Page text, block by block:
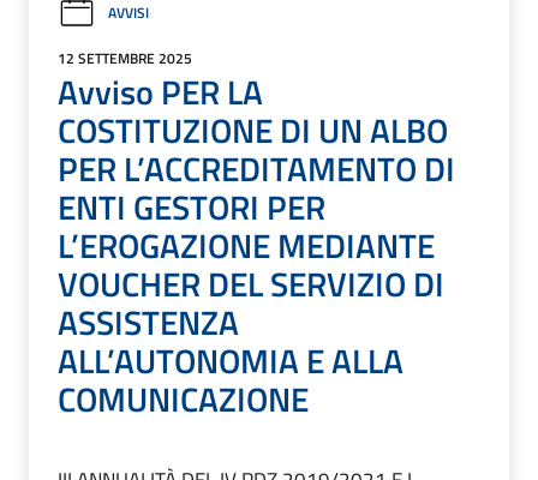
AVVISI
12 SETTEMBRE 2025
Avviso PER LA
COSTITUZIONE DI UN ALBO
PER L’ACCREDITAMENTO DI
ENTI GESTORI PER
L’EROGAZIONE MEDIANTE
VOUCHER DEL SERVIZIO DI
ASSISTENZA
ALL’AUTONOMIA E ALLA
COMUNICAZIONE